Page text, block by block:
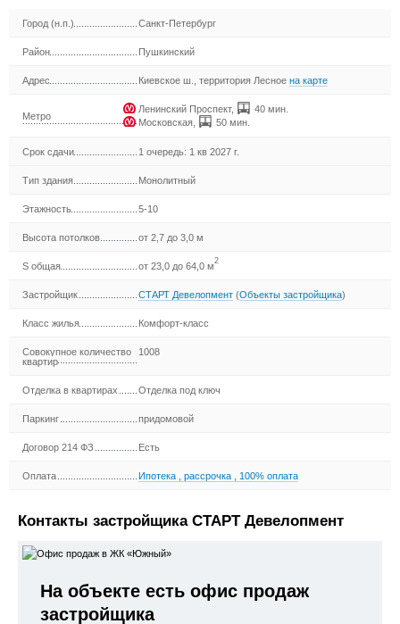
Город (н.п.) Санкт-Петербург
Район Пушкинский
Адрес Киевское ш., территория Лесноена карте
Метро
Ленинский Проспект,
40 мин.
Московская, 50 мин.
Срок сдачи 1 очередь: 1 кв 2027 г.
Тип здания Монолитный
Этажность 5-10
Высота потолков от 2,7 до 3,0 м
S общая от 23,0 до 64,0 м2
Застройщик СТАРТ Девелопмент (Объекты застройщика)
Класс жилья Комфорт-класс
Совокупное количество
квартир
1008
Отделка в квартирах Отделка под ключ
Паркинг придомовой
Договор 214 ФЗ Есть
Оплата Ипотека ,рассрочка 100% оплата
Контакты застройщика СТАРТ Девелопмент
На объекте есть офис продаж
застройщика